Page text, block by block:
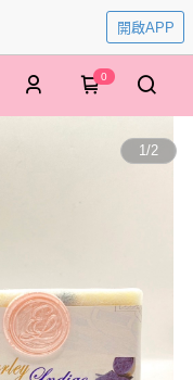
開啟APP
0
1/2